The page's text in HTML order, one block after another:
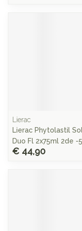
Lierac
Lierac Phytolastil
Duo Fl 2x75ml 2de -
€ 44,90